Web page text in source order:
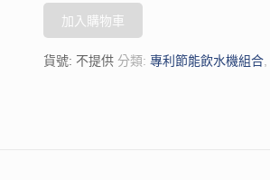
加入購物車
貨號: 不提供 分類: 專利節能飲水機組合,